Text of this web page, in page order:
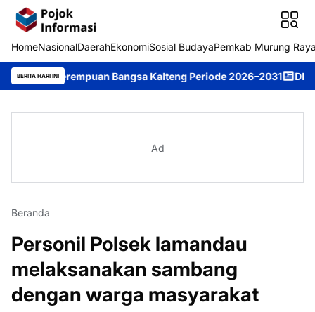
HomeNasionalDaerahEkonomiSosial BudayaPemkab Murung
BERITA HARI INI Bangsa Kalteng Periode 2026–2031 DPRD
Ad
Beranda
Personil Polsek lamandau
melaksanakan sambang
dengan warga masyarakat